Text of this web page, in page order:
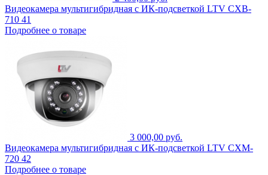
Видеокамера мультигибридная с ИК-подсветкой LTV CXB-
710 41
Подробнее о товаре
3 000,00 руб.
Видеокамера мультигибридная с ИК-подсветкой LTV CXM-
720 42
Подробнее о товаре